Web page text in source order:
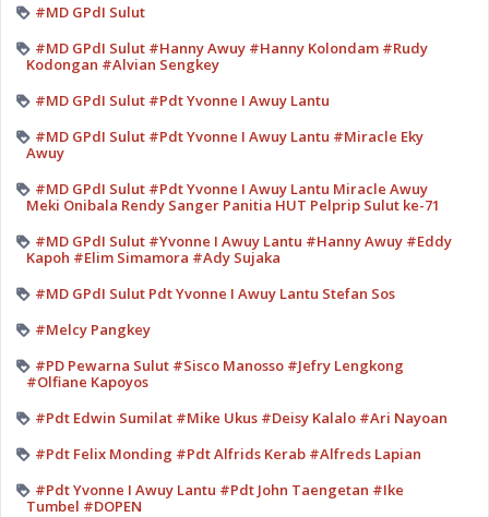
#MD GPdI Sulut
#MD GPdI Sulut #Hanny Awuy #Hanny Kolondam #Rudy
Kodongan #Alvian Sengkey
#MD GPdI Sulut #Pdt Yvonne I Awuy Lantu
#MD GPdI Sulut #Pdt Yvonne I Awuy Lantu #Miracle Eky
Awuy
#MD GPdI Sulut #Pdt Yvonne I Awuy Lantu Miracle Awuy
Meki Onibala Rendy Sanger Panitia HUT Pelprip Sulut ke-71
#MD GPdI Sulut #Yvonne I Awuy Lantu #Hanny Awuy #Eddy
Kapoh #Elim Simamora #Ady Sujaka
#MD GPdI Sulut Pdt Yvonne I Awuy Lantu Stefan Sos
#Melcy Pangkey
#PD Pewarna Sulut #Sisco Manosso #Jefry Lengkong
#Olfiane Kapoyos
#Pdt Edwin Sumilat #Mike Ukus #Deisy Kalalo #Ari Nayoan
#Pdt Felix Monding #Pdt Alfrids Kerab #Alfreds Lapian
#Pdt Yvonne I Awuy Lantu #Pdt John Taengetan #Ike
Tumbel #DOPEN